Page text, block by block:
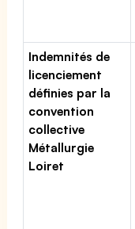
Indemnités de
licenciement
définies par la
convention
collective
Métallurgie
Loiret